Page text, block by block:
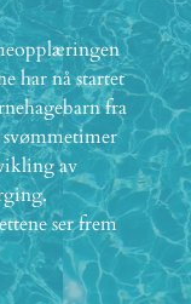
har nå startet
fra
av
ser frem